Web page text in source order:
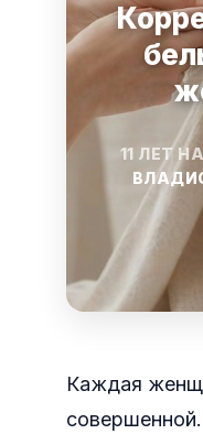
11 ЛЕТ
Каждая